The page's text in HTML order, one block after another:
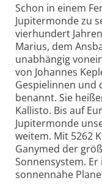
Schon in einem
Jupitermonde zu
vierhundert
Marius, dem
unabhängig
von Johannes
Gespielinnen und
benannt. Sie
Kallisto. Bis auf
Jupitermonde
weitem. Mit 5262
Ganymed der
Sonnensystem.
sonnennahe